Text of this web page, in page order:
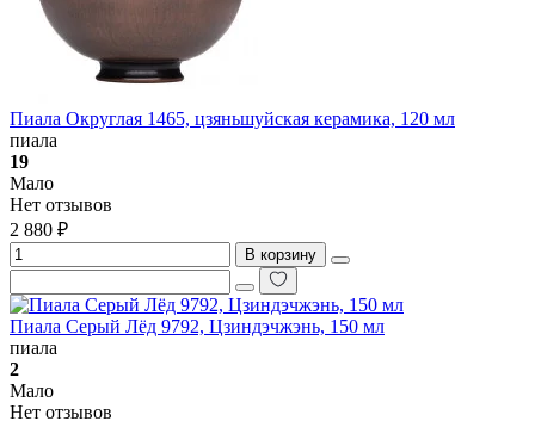
Пиала Округлая 1465, цзяньшуйская керамика, 120 мл
пиала
19
Мало
Нет отзывов
2 880 ₽
В корзину
Пиала Серый Лёд 9792, Цзиндэчжэнь, 150 мл
пиала
2
Мало
Нет отзывов